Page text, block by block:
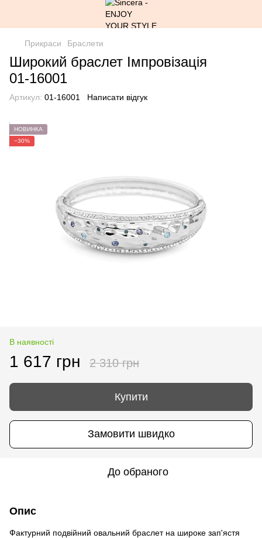
Прикраси Браслети
Широкий браслет Імпровізація
01-16001
Артикул: 01-16001 Написати відгук
НОВИНКА
−30%
В наявності
1 617 грн 2 310 грн
Купити
Замовити швидко
До обраного
Опис
Фактурний подвійний овальний браслет на широке зап'ястя